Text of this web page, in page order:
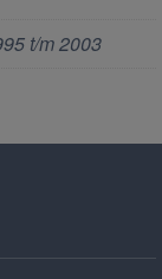
t/m 2003